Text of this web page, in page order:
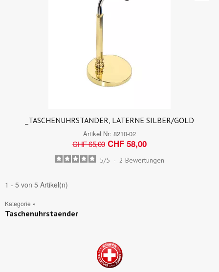
_TASCHENUHRSTÄNDER, LATERNE SILBER/GOLD
Artikel Nr: 8210-02
CHF 65,00 CHF 58,00
5/5 - 2 Bewertungen
1 - 5 von 5 Artikel(n)
Kategorie »
Taschenuhrstaender